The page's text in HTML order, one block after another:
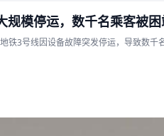
规模停运，数千名乘客被困
铁3号线因设备故障突发停运，导致数